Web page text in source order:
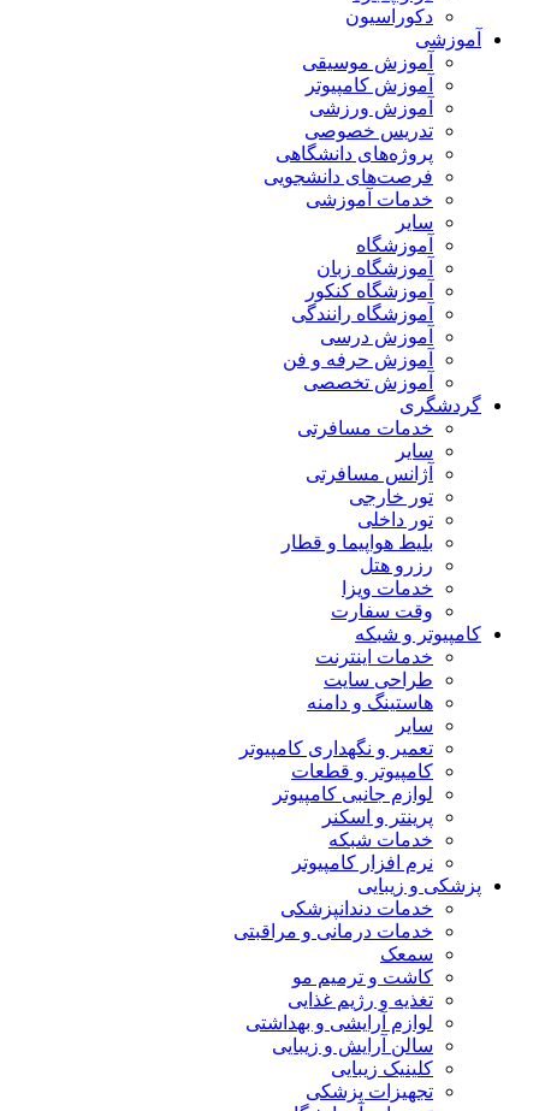
دکوراسیون
آموزشی
آموزش موسیقی
آموزش کامپیوتر
آموزش ورزشی
تدریس خصوصی
پروژه‌های دانشگاهی
فرصت‌های دانشجویی
خدمات آموزشی
سایر
آموزشگاه
آموزشگاه زبان
آموزشگاه کنکور
آموزشگاه رانندگی
آموزش درسی
آموزش حرفه و فن
آموزش تخصصی
گردشگری
خدمات مسافرتی
سایر
آژانس مسافرتی
تور خارجی
تور داخلی
بلیط هواپیما و قطار
رزرو هتل
خدمات ویزا
وقت سفارت
کامپیوتر و شبکه
خدمات اینترنت
طراحی سایت
هاستینگ و دامنه
سایر
تعمیر و نگهداری کامپیوتر
کامپیوتر و قطعات
لوازم جانبی کامپیوتر
پرینتر و اسکنر
خدمات شبکه
نرم افزار کامپیوتر
پزشکی و زیبایی
خدمات دندانپزشکی
خدمات درمانی و مراقبتی
سمعک
کاشت و ترمیم مو
تغذیه و رژیم غذایی
لوازم آرایشی و بهداشتی
سالن آرایش و زیبایی
کلینیک زیبایی
تجهیزات پزشکی